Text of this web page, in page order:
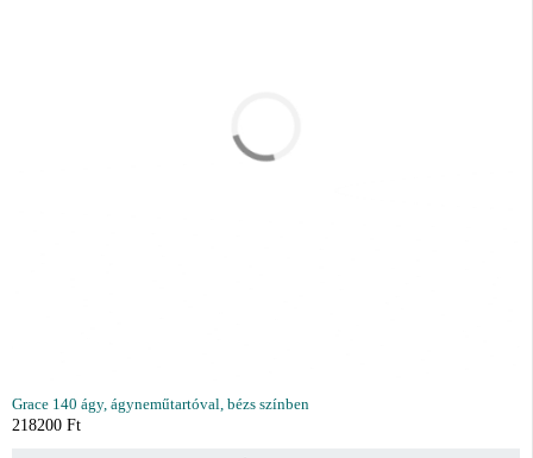
Grace 140 ágy, ágyneműtartóval, bézs színben
218200 Ft